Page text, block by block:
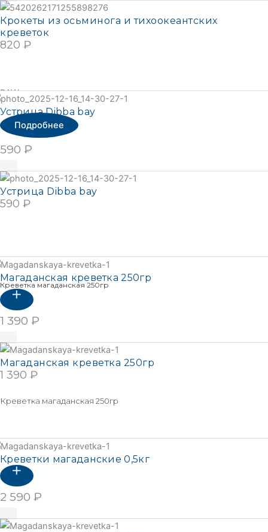
Крокеты из осьминога и тихоокеантских
креветок
820 ₽
RAW
Устрица Dibba bay
Подробнее
590 ₽
Устрица Dibba bay
590 ₽
Магаданская креветка 250гр
Креветка магаданская 250гр
1 390 ₽
Магаданская креветка 250гр
1 390 ₽
Креветка магаданская 250гр
Креветки магаданские 0,5кг
2 590 ₽